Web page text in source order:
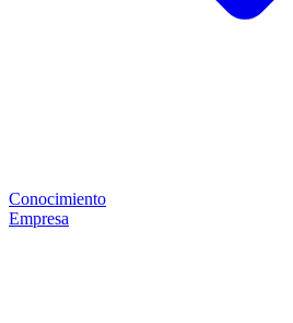
Conocimiento
Empresa